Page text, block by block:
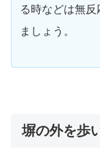
る時などは無
ましょう。
塀の外を歩